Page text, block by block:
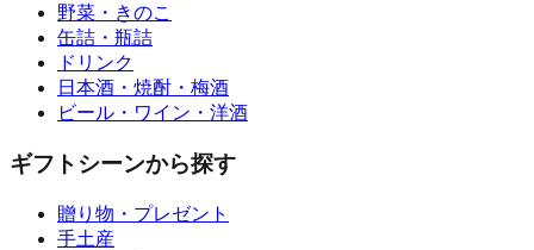
野菜・きのこ
缶詰・瓶詰
ドリンク
日本酒・焼酎・梅酒
ビール・ワイン・洋酒
ギフトシーンから探す
贈り物・プレゼント
手土産